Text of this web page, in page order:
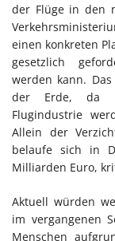
der Flüge in den
einen konkreten
gesetzlich
werden kann.
der Erde, da
Flugindustrie
Allein der
belaufe sich in
Milliarden Euro,
Aktuell würden
im vergangenen
Menschen